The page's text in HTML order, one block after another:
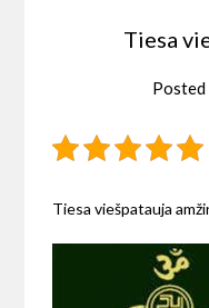
Tiesa
Posted
Tiesa viešpatauja